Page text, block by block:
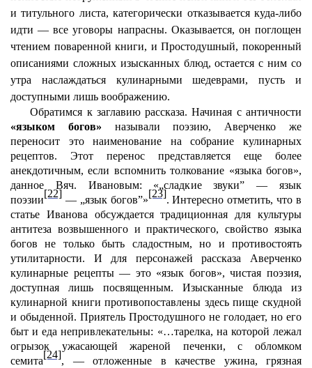
и титульного листа, категорически отказывается куда-либо
идти — все уговоры напрасны. Оказывается, он поглощен
чтением поваренной книги, и Простодушный, покоренный
описаниями сложных изысканных блюд, остается с ним со
утра наслаждаться кулинарными шедеврами, пусть и
доступными лишь воображению.
Обратимся к заглавию рассказа. Начиная с античности
«языком богов» называли поэзию, Аверченко же
переносит это наименование на собрание кулинарных
рецептов. Этот перенос представляется еще более
анекдотичным, если вспомнить толкование «языка богов»,
данное Вяч. Ивановым: «„сладкие звуки” — язык
поэзии
[22]
— „язык богов”»
[23]
. Интересно отметить, что в
статье Иванова обсуждается традиционная для культуры
антитеза возвышенного и практического, свойство языка
богов не только быть сладостным, но и противостоять
утилитарности. И для персонажей рассказа Аверченко
кулинарные рецепты — это «язык богов», чистая поэзия,
доступная лишь посвященным. Изысканные блюда из
кулинарной книги противопоставлены здесь пище скудной
и обыденной. Приятель Простодушного не голодает, но его
быт и еда непривлекательны: «…тарелка, на которой лежал
огрызок ужасающей жареной печенки, с обломком
семита
[24]
, — отложенные в качестве ужина, грязная